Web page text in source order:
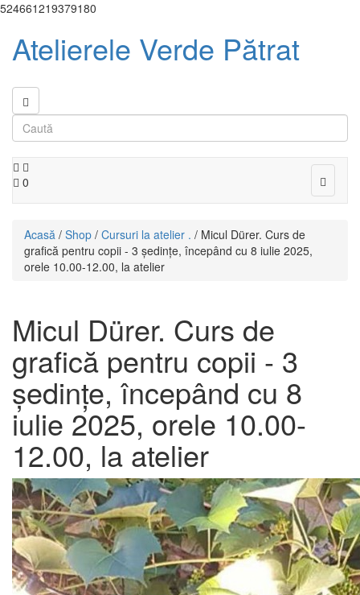
524661219379180
Atelierele Verde Pătrat
Toggle
0
Acasă / Shop / Cursuri la atelier . / Micul Dürer. Curs de
grafică pentru copii - 3 ședințe, începând cu 8 iulie 2025,
orele 10.00-12.00, la atelier
Micul Dürer. Curs de
grafică pentru copii - 3
ședințe, începând cu 8
iulie 2025, orele 10.00-
12.00, la atelier